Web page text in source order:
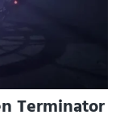
Terminator